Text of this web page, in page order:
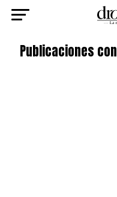
Publicaciones